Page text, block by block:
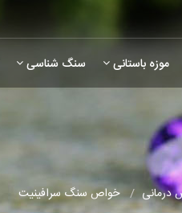
موزه باستانی سنگ شناسی
درمانی خواص سنگ سرافینیت